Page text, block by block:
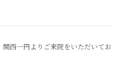
西一円よりご来院をいただいてお